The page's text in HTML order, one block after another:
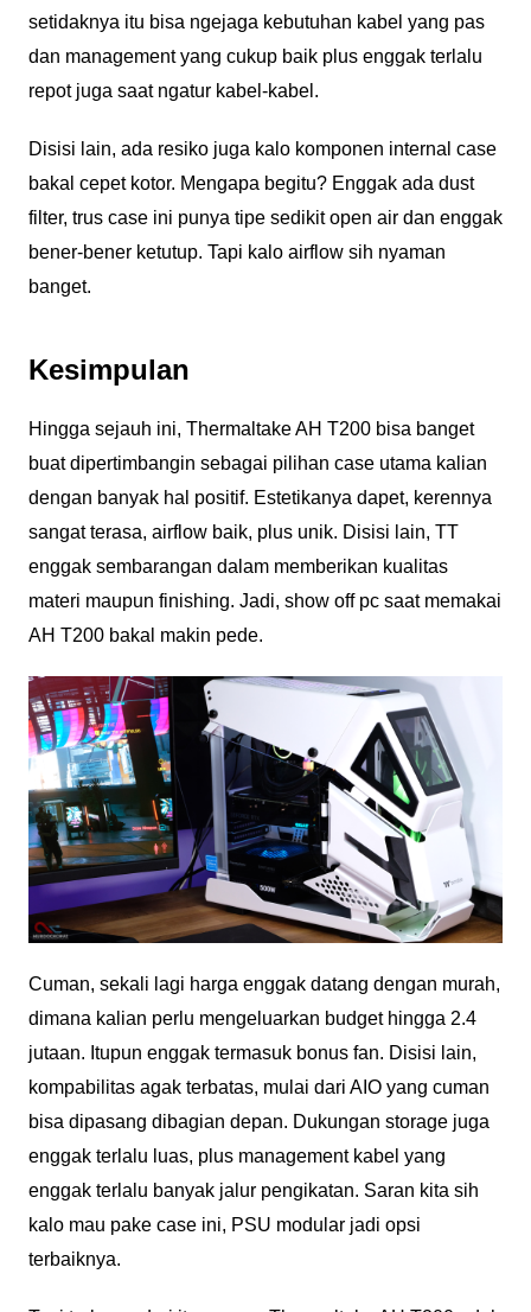
setidaknya itu bisa ngejaga kebutuhan kabel yang pas
dan management yang cukup baik plus enggak terlalu
repot juga saat ngatur kabel-kabel.
Disisi lain, ada resiko juga kalo komponen internal case
bakal cepet kotor. Mengapa begitu? Enggak ada dust
filter, trus case ini punya tipe sedikit open air dan enggak
bener-bener ketutup. Tapi kalo airflow sih nyaman
banget.
Kesimpulan
Hingga sejauh ini, Thermaltake AH T200 bisa banget
buat dipertimbangin sebagai pilihan case utama kalian
dengan banyak hal positif. Estetikanya dapet, kerennya
sangat terasa, airflow baik, plus unik. Disisi lain, TT
enggak sembarangan dalam memberikan kualitas
materi maupun finishing. Jadi, show off pc saat memakai
AH T200 bakal makin pede.
Cuman, sekali lagi harga enggak datang dengan murah,
dimana kalian perlu mengeluarkan budget hingga 2.4
jutaan. Itupun enggak termasuk bonus fan. Disisi lain,
kompabilitas agak terbatas, mulai dari AIO yang cuman
bisa dipasang dibagian depan. Dukungan storage juga
enggak terlalu luas, plus management kabel yang
enggak terlalu banyak jalur pengikatan. Saran kita sih
kalo mau pake case ini, PSU modular jadi opsi
terbaiknya.